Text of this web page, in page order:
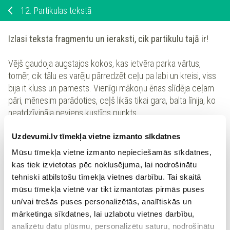
Uzdevumi.lv tīmekļa vietne izmanto sīkdatnes
Mūsu tīmekļa vietne izmanto nepieciešamās sīkdatnes,
kas tiek izvietotas pēc noklusējuma, lai nodrošinātu
tehniski atbilstošu tīmekļa vietnes darbību. Tai skaitā
mūsu tīmekļa vietnē var tikt izmantotas pirmās puses
un/vai trešās puses personalizētās, analītiskās un
mārketinga sīkdatnes, lai uzlabotu vietnes darbību,
analizētu datu plūsmu, personalizētu saturu, nodrošinātu
12. Partikulas tekstā
Izlasi teksta fragmentu un ieraksti, cik partikulu tajā ir!
Vējš gaudoja augstajos kokos, kas ietvēra parka vārtus,
tomēr, cik tālu es varēju pārredzēt ceļu pa labi un kreisi, viss
bija it kluss un pamests. Vienīgi mākoņu ēnas slīdēja ceļam
pāri, mēnesim parādoties, ceļš likās tikai gara, balta līnija, ko
neatdzīvināja neviens kustīgs punkts.
Izraksti partikulas uz lapas un salīdzini ar risinājuma soļos
minēto!